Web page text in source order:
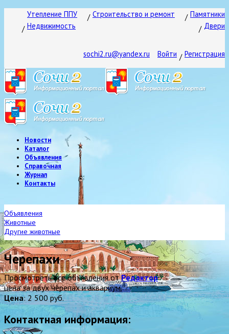
Утепление ППУ Строительство и ремонт
Памятники
Недвижимость
Двери
sochi2.ru@yandex.ru Войти Регистрация
Новости
Каталог
Объявления
Справочная
Журнал
Контакты
Объявления
Животные
Другие животные
Черепахи
Просмотреть все объявления отРедактор
цена за двух черепах и аквариум.
Цена: 2 500 руб.
Контактная информация: